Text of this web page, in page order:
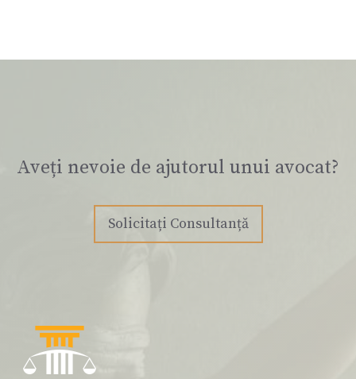
Aveți nevoie de ajutorul unui avocat?
Solicitați Consultanță